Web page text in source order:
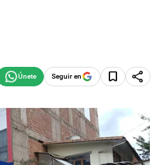
Seguir en